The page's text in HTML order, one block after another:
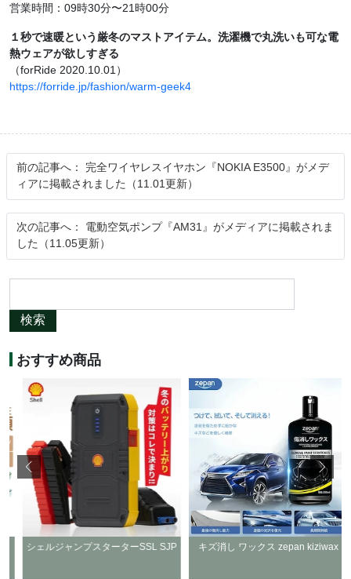
営業時間：09時30分〜21時00分
１秒で速暖という厳冬のマストアイテム。洗濯機で丸洗いも可な電
熱ウェアが欲しすぎる
（forRide 2020.10.01）
https://forride.jp/fashion/warm-geek4
前の記事へ：
完全ワイヤレスイヤホン『NOKIA E3500』がメデ
ィアに掲載されました（11.01更新）
次の記事へ：
電動空気ポンプ『AM31』がメディアに掲載されま
した（11.05更新）
検索
おすすめ商品
シェルジャンプスターターSSL SJP キズ消し ワックス zepan kiziwax